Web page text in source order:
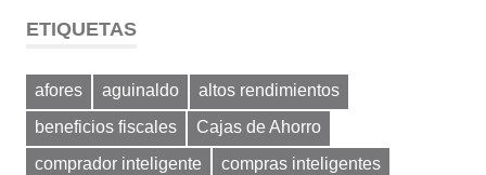
ETIQUETAS
afores aguinaldo
altos rendimientos
beneficios fiscales
Cajas de Ahorro
comprador inteligente
compras inteligentes